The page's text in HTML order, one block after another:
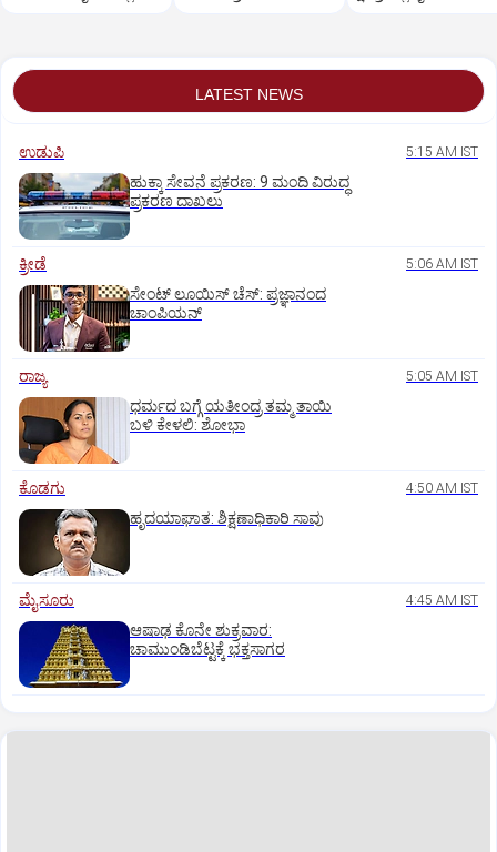
LATEST NEWS
ಉಡುಪಿ 5:15 AM IST
ಹುಕ್ಕಾ ಸೇವನೆ ಪ್ರಕರಣ: 9 ಮಂದಿ ವಿರುದ್ಧ
ಪ್ರಕರಣ ದಾಖಲು
ಕ್ರೀಡೆ 5:06 AM IST
ಸೇಂಟ್‌ ಲೂಯಿಸ್‌ ಚೆಸ್‌: ಪ್ರಜ್ಞಾನಂದ
ಚಾಂಪಿಯನ್‌
ರಾಜ್ಯ 5:05 AM IST
ಧರ್ಮದ ಬಗ್ಗೆ ಯತೀಂದ್ರ ತಮ್ಮ ತಾಯಿ
ಬಳಿ ಕೇಳಲಿ: ಶೋಭಾ
ಕೊಡಗು 4:50 AM IST
ಹೃದಯಾಘಾತ: ಶಿಕ್ಷಣಾಧಿಕಾರಿ ಸಾವು
ಮೈಸೂರು 4:45 AM IST
ಆಷಾಢ ಕೊನೇ ಶುಕ್ರವಾರ:
ಚಾಮುಂಡಿಬೆಟ್ಟಕ್ಕೆ ಭಕ್ತಸಾಗರ